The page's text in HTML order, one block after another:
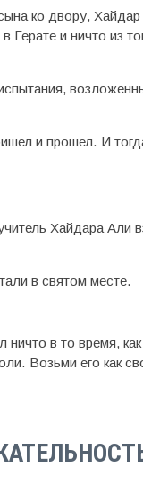
ко двору,
Герате и ничто из
и прошел. И
Хайдара Али
в святом месте.
в то время, как
Возьми его как